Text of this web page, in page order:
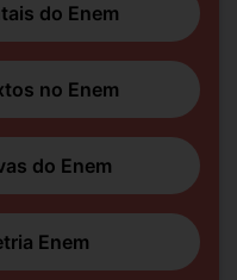
do Enem
no Enem
do Enem
Enem